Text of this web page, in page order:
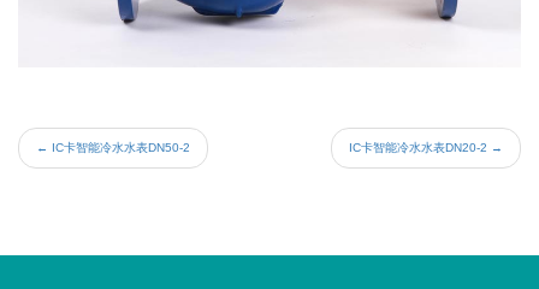
← IC卡智能冷水水表DN50-2 IC卡智能冷水水表DN20-2 →